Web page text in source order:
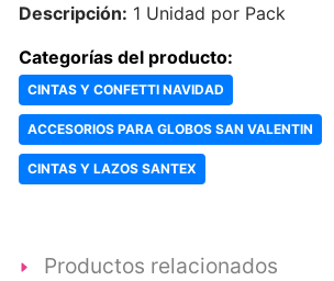
Descripción: 1 Unidad por Pack
Categorías del producto:
CINTAS Y CONFETTI NAVIDAD
ACCESORIOS PARA GLOBOS SAN VALENTIN
CINTAS Y LAZOS SANTEX
Productos relacionados